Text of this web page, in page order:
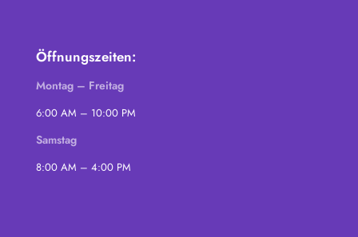
Öffnungszeiten:
Montag – Freitag
6:00 AM – 10:00 PM
Samstag
8:00 AM – 4:00 PM